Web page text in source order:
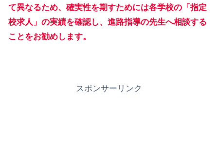
て異なるため、確実性を期すためには各学校の「指定
校求人」の実績を確認し、進路指導の先生へ相談する
ことをお勧めします。
スポンサーリンク